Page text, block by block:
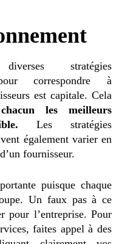
stratégies
pour correspondre à
est capitale. Cela
les meilleurs
Les stratégies
également varier en
fournisseur.
puisque chaque
Un faux pas à ce
pour l’entreprise. Pour
faites appel à des